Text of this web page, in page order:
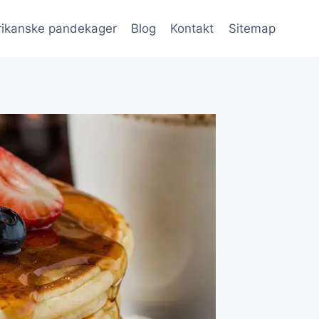
pandekager Blog Kontakt Sitemap